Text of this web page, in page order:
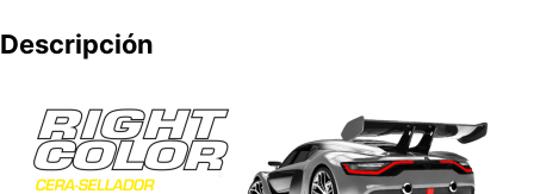
Descripción